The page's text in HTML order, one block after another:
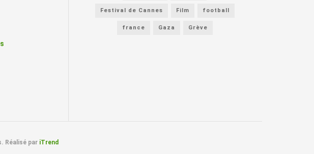
Festival de Cannes Film football
france Gaza Grève
Réalisé par iTrend